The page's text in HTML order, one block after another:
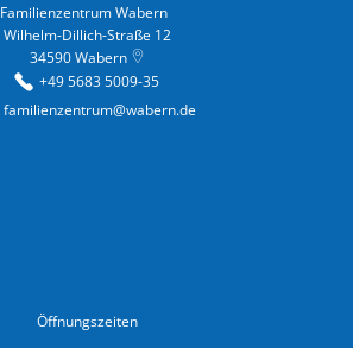
Familienzentrum Wabern
Wilhelm-Dillich-Straße 12
34590 Wabern
+49 5683 5009-35
familienzentrum@wabern.de
Öffnungszeiten